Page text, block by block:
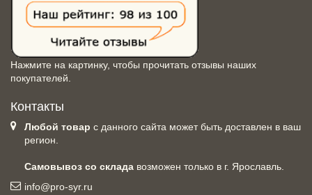
Нажмите на картинку, чтобы прочитать отзывы наших
покупателей.
Контакты
Любой товар с данного сайта может быть доставлен в ваш
регион.
Самовывоз со склада возможен только в г. Ярославль.
info@pro-syr.ru